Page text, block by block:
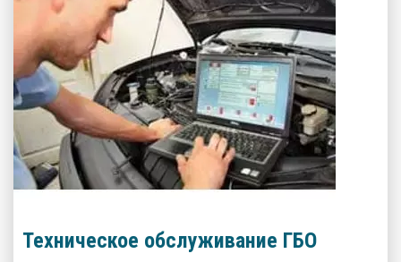
Техническое обслуживание ГБО